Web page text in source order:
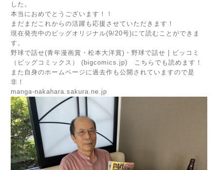
した。
本当におめでとうございます！！
まだまだこれからの活躍も応援させていただきます！
現在発売中のビッグオリジナル(9/20号)にて読むことができま
す。
野球で話せ(青年漫画賞・松本大洋賞)・野球で話せ | ビッコミ
（ビッグコミックス） (bigcomics.jp) こちらでも読めます！
また自身のホームページに過去作も公開されていますので是
非！
manga-nakahara.sakura.ne.jp